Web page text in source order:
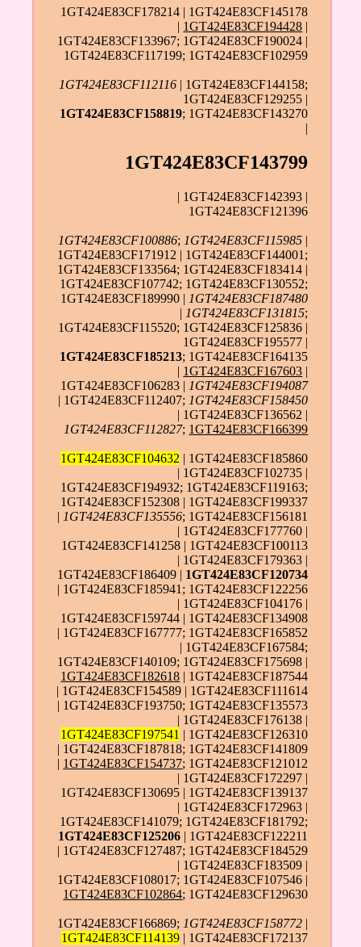
1GT424E83CF178214 | 1GT424E83CF145178
| 1GT424E83CF194428 |
1GT424E83CF133967; 1GT424E83CF190024 |
1GT424E83CF117199; 1GT424E83CF102959
1GT424E83CF112116 | 1GT424E83CF144158;
1GT424E83CF129255 |
1GT424E83CF158819; 1GT424E83CF143270
|
1GT424E83CF143799
| 1GT424E83CF142393 |
1GT424E83CF121396
1GT424E83CF100886; 1GT424E83CF115985 |
1GT424E83CF171912 | 1GT424E83CF144001;
1GT424E83CF133564; 1GT424E83CF183414 |
1GT424E83CF107742; 1GT424E83CF130552;
1GT424E83CF189990 | 1GT424E83CF187480
| 1GT424E83CF131815;
1GT424E83CF115520; 1GT424E83CF125836 |
1GT424E83CF195577 |
1GT424E83CF185213; 1GT424E83CF164135
| 1GT424E83CF167603 |
1GT424E83CF106283 | 1GT424E83CF194087
| 1GT424E83CF112407; 1GT424E83CF158450
| 1GT424E83CF136562 |
1GT424E83CF112827; 1GT424E83CF166399
1GT424E83CF104632 | 1GT424E83CF185860
| 1GT424E83CF102735 |
1GT424E83CF194932; 1GT424E83CF119163;
1GT424E83CF152308 | 1GT424E83CF199337
| 1GT424E83CF135556; 1GT424E83CF156181
| 1GT424E83CF177760 |
1GT424E83CF141258 | 1GT424E83CF100113
| 1GT424E83CF179363 |
1GT424E83CF186409 | 1GT424E83CF120734
| 1GT424E83CF185941; 1GT424E83CF122256
| 1GT424E83CF104176 |
1GT424E83CF159744 | 1GT424E83CF134908
| 1GT424E83CF167777; 1GT424E83CF165852
| 1GT424E83CF167584;
1GT424E83CF140109; 1GT424E83CF175698 |
1GT424E83CF182618 | 1GT424E83CF187544
| 1GT424E83CF154589 | 1GT424E83CF111614
| 1GT424E83CF193750; 1GT424E83CF135573
| 1GT424E83CF176138 |
1GT424E83CF197541 | 1GT424E83CF126310
| 1GT424E83CF187818; 1GT424E83CF141809
| 1GT424E83CF154737; 1GT424E83CF121012
| 1GT424E83CF172297 |
1GT424E83CF130695 | 1GT424E83CF139137
| 1GT424E83CF172963 |
1GT424E83CF141079; 1GT424E83CF181792;
1GT424E83CF125206 | 1GT424E83CF122211
| 1GT424E83CF127487; 1GT424E83CF184529
| 1GT424E83CF183509 |
1GT424E83CF108017; 1GT424E83CF107546 |
1GT424E83CF102864; 1GT424E83CF129630
1GT424E83CF166869; 1GT424E83CF158772 |
1GT424E83CF114139 | 1GT424E83CF172137